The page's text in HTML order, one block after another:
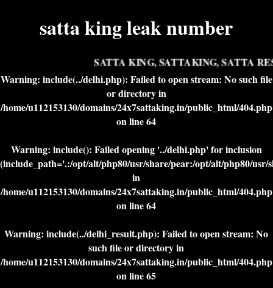
satta king leak number
SATTA KING, SATTAKING, SATTA
Warning: include(../delhi.php): Failed to open stream: No such file
or directory in
/home/u112153130/domains/24x7sattaking.in/public_html/404.php
on line64
Warning: include(): Failed opening '../delhi.php' for inclusion
(include_path='.:/opt/alt/php80/usr/share/pear:/opt/alt/php80/
in
/home/u112153130/domains/24x7sattaking.in/public_html/404.php
on line64
Warning: include(../delhi_result.php): Failed to open stream: No
such file or directory in
/home/u112153130/domains/24x7sattaking.in/public_html/404.php
on line65